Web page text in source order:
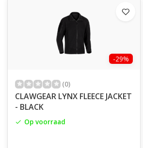
-29%
(0)
CLAWGEAR LYNX FLEECE JACKET
- BLACK
Op voorraad